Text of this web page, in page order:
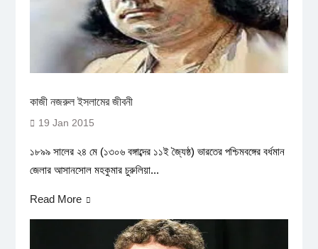
কাজী নজরুল ইসলামের জীবনী
19 Jan 2015
১৮৯৯ সালের ২৪ মে (১৩০৬ বঙ্গাব্দের ১১ই জ্যৈষ্ঠ) ভারতের পশ্চিমবঙ্গের বর্ধমান
জেলার আসানসোল মহকুমার চুরুলিয়া...
Read More